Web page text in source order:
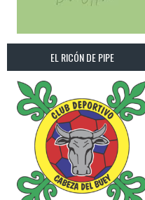
EL RICÓN DE PIPE